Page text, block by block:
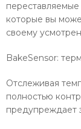
которые вы
своему
BakeSensor:
Отслеживая
полностью
предупреждает